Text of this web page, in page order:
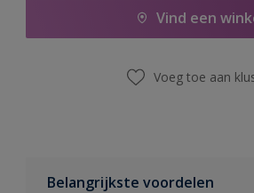
Vind een
Voeg toe aan
Belangrijkste voordelen